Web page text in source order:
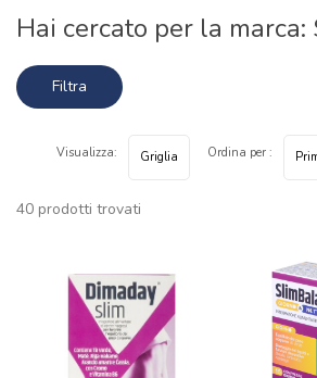
Home Marche parafarmaci Syrio
Hai cercato per la marca:
Filtra
40 prodotti trovati
Visualizza: Ordina per :